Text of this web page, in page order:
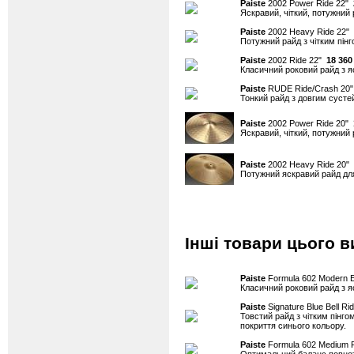
Paiste 2002 Power Ride 22"
Яскравий, чіткий, потужний
Paiste 2002 Heavy Ride 22"
Потужний райд з чітким
Paiste 2002 Ride 22" 18 360
Класичний роковий райд з
Paiste RUDE Ride/Crash
Тонкий райд з довгим
Paiste 2002 Power Ride 20"
Яскравий, чіткий, потужний
Paiste 2002 Heavy Ride 20"
Потужний яскравий райд
Інші товари цього
Paiste Formula 602 Modern
Класичний роковий райд з
Paiste Signature Blue Bell
Товстий райд з чітким
покриття синього кольору.
Paiste Formula 602 Medium